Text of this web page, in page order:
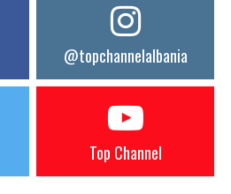
@topchannelalbania
Top Channel